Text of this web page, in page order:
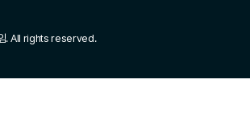
. All rights reserved.